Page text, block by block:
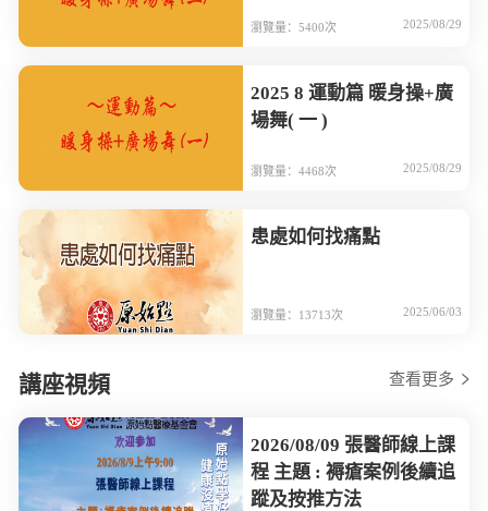
瀏覽量：5400次 2025/08/29
2025 8 運動篇 暖身操+廣
場舞( 一 )
瀏覽量：4468次 2025/08/29
患處如何找痛點
瀏覽量：13713次 2025/06/03
講座視頻 查看更多
2026/08/09 張醫師線上課
程 主題 : 褥瘡案例後續追
蹤及按推方法